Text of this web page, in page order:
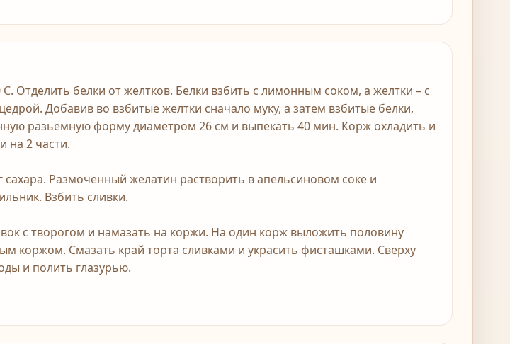
С. Отделить белки от желтков. Белки взбить с лимонным соком, а желтки – с
Добавив во взбитые желтки сначало муку, а затем взбитые белки,
разьемную форму диаметром 26 см и выпекать 40 мин. Корж охладить и
на 2 части.
сахара. Размоченный желатин растворить в апельсиновом соке и
Взбить сливки.
с творогом и намазать на коржи. На один корж выложить половину
коржом. Смазать край торта сливками и украсить фисташками. Сверху
и полить глазурью.